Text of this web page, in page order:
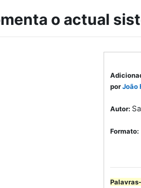
o actual
porJoão
Autor:
Formato: